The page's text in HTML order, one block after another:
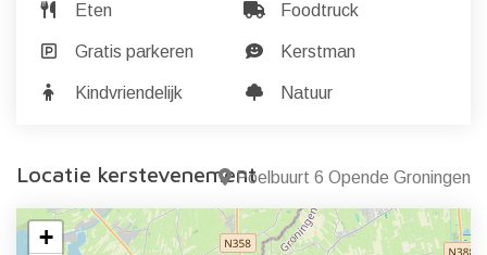
Eten Foodtruck
Gratis parkeren Kerstman
Kindvriendelijk Natuur
Locatie kerstevenementPoelbuurt 6 Opende Groningen
+